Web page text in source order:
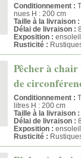
Conditionnement :
nues H : 200 cm
Taille à la livraison :
Délai de livraison :
Exposition :
Rusticité :
Pêcher à
de
Conditionnement :
litres H : 200 cm
Taille à la livraison :
Délai de livraison :
Exposition :
Rusticité :